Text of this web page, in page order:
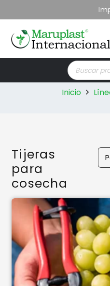
de
Inicio
Tijeras
para
cosecha